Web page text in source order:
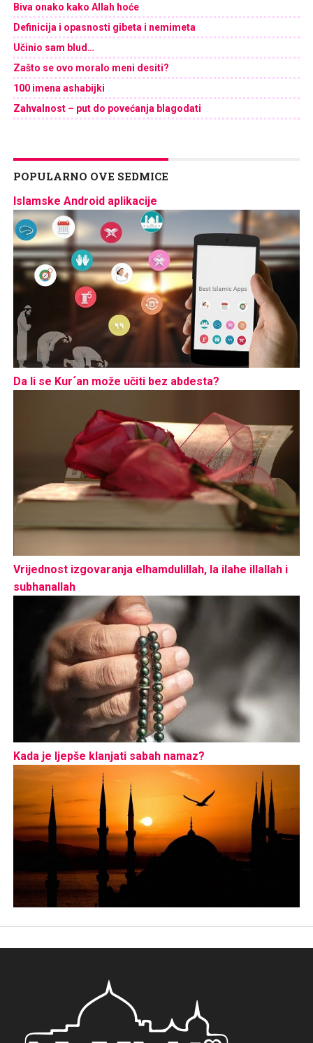
Biva onako kako Allah hoće
Definicija i opasnosti gibeta i nemimeta
Učinio sam blud…
Zašto se ovo moralo meni desiti?
100 imena ashabijki
Zahvalnost – put do povećanja blagodati
POPULARNO OVE SEDMICE
Islamske Android aplikacije
Da li se Kur´an može učiti bez abdesta?
Vrijednost izgovaranja elhamdulillah, la ilahe illallah i
subhanallah
Kada je ljepše klanjati sabah namaz?